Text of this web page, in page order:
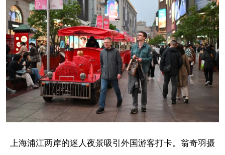
上海浦江两岸的迷人夜景吸引外国游客打卡。翁奇羽摄